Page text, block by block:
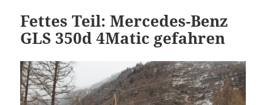
Fettes Teil: Mercedes-Benz
GLS 350d 4Matic gefahren